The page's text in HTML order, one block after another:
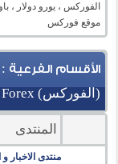
الفوركس ، يورو دولار ،
موقع فوركس
الأقسام الفرعية
(الفوركس) Forex
المنتدى
منتدى الاخبار